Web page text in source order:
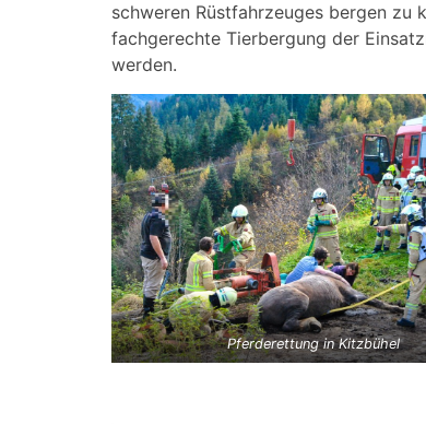
schweren Rüstfahrzeuges bergen zu
fachgerechte Tierbergung der
werden.
Pferderettung in Kitzbühel